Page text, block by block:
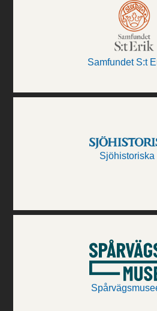
Samfundet S:t
Sjöhistoriska